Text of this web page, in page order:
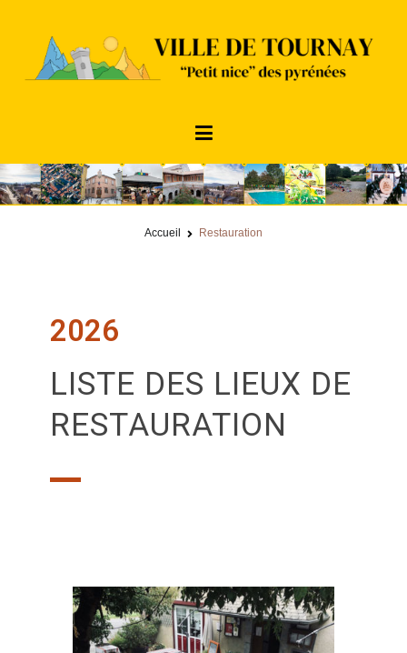
Accueil Restauration
2026
LISTE DES LIEUX DE
RESTAURATION